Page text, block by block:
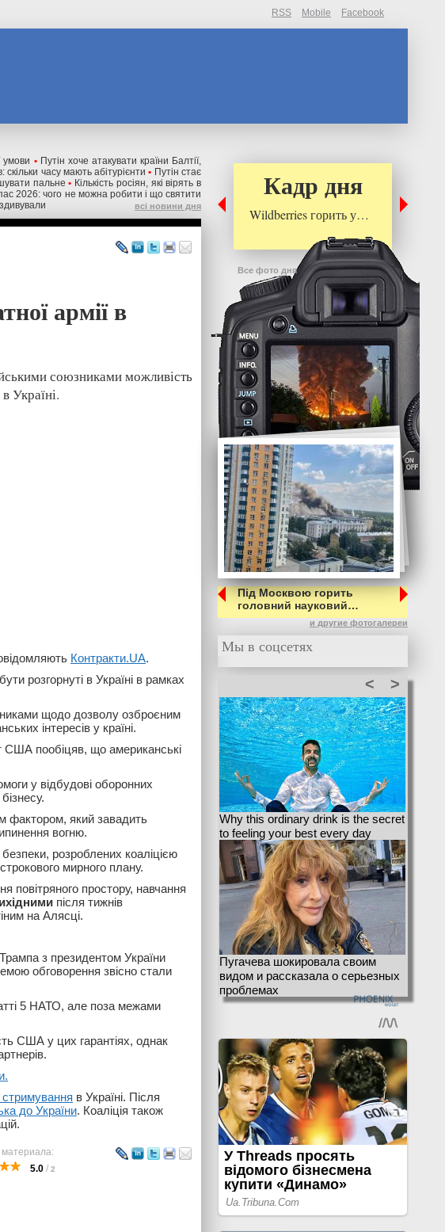
RSS Mobile Facebook
умови • Путін хоче атакувати країни Балтії,
часу мають абітурієнти • Путін стає
пальне • Кількість росіян, які вірять в
2026: чого не можна робити і що святити
всі новини дня
армії в
союзниками можливість
Україні.
Контракти.UA.
розгорнуті в Україні в рамках
щодо дозволу озброєним
інтересів у країні.
США пообіцяв, що американські
у відбудові оборонних
фактором, який завадить
вогню.
розроблених коаліцією
мирного плану.
повітряного простору, навчання
після тижнів
на Алясці.
з президентом України
обговорення звісно стали
5 НАТО, але поза межами
США у цих гарантіях, однак
стримування в Україні. Після
до України. Коаліція також
5.0 / 2
Кадр дня
Wildberries горить у…
Все фото дня
Під Москвою горить
головний науковий…
и другие фотогалереи
Мы в соцсетях
>
<
Why this ordinary drink is the secret
to feeling your best every day
Пугачева шокировала своим
видом и рассказала о серьезных
проблемах